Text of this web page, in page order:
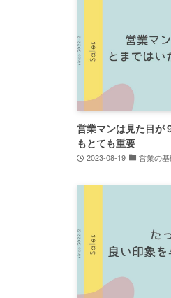
営業マンは見た目が
もとても重要
2023-08-19 営業の